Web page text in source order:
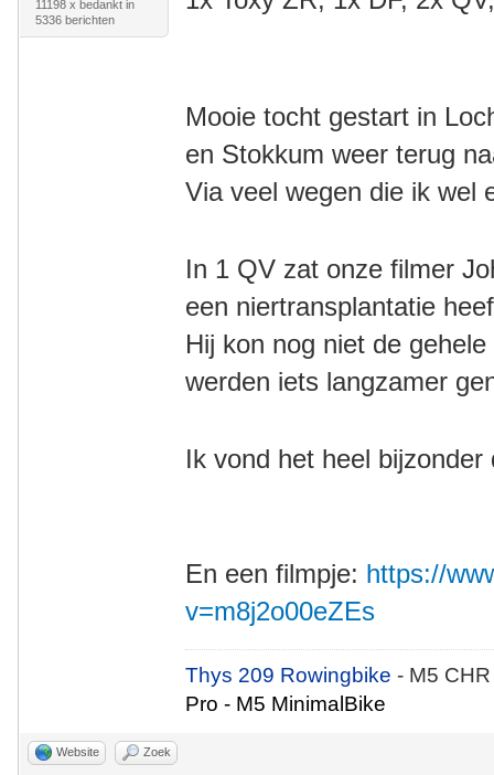
11198 x bedankt in
5336 berichten
Mooie tocht gestart in
en Stokkum weer terug
Via veel wegen die ik wel
In 1 QV zat onze filmer
een niertransplantatie
Hij kon nog niet de
werden iets langzamer
Ik vond het heel
En een filmpje: https://
v=m8j2o00eZEs
Thys 209 Rowingbike- M5
Pro - M5 MinimalBike
Website Zoek